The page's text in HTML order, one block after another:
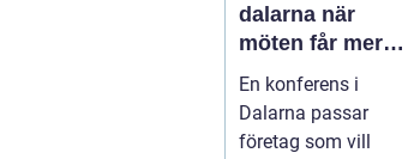
dalarna när
möten får mer
innehåll
En konferens i
Dalarna passar
företag som vill